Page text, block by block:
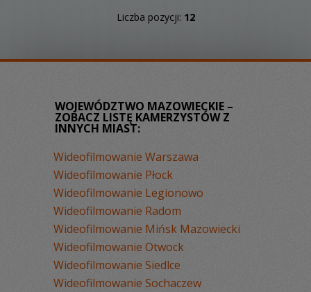
Liczba pozycji: 12
WOJEWÓDZTWO MAZOWIECKIE –
ZOBACZ LISTĘ KAMERZYSTÓW Z
INNYCH MIAST:
Wideofilmowanie Warszawa
Wideofilmowanie Płock
Wideofilmowanie Legionowo
Wideofilmowanie Radom
Wideofilmowanie Mińsk Mazowiecki
Wideofilmowanie Otwock
Wideofilmowanie Siedlce
Wideofilmowanie Sochaczew